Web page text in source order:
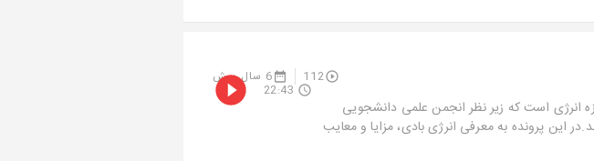
112 6 سال پیش
انرژی است که زیر نظر انجمن علمی دانشجویی
این پرونده به معرفی انرژی بادی، مزایا و معایب
22:43